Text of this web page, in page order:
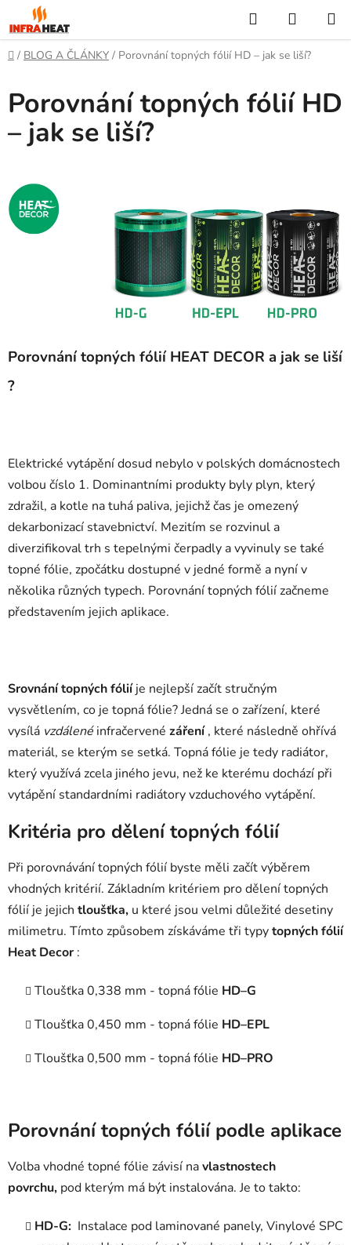
na
obsah
Hledat
KOŠÍK
Domů
/ BLOG A ČLÁNKY / Porovnání topných fólií HD – jak se liší?
Porovnání topných fólií HD
– jak se liší?
Porovnání topných fólií HEAT DECOR a jak se liší
?
Elektrické vytápění dosud nebylo v polských domácnostech
volbou číslo 1. Dominantními produkty byly plyn, který
zdražil, a kotle na tuhá paliva, jejichž čas je omezený
dekarbonizací stavebnictví. Mezitím se rozvinul a
diverzifikoval trh s tepelnými čerpadly a vyvinuly se také
topné fólie, zpočátku dostupné v jedné formě a nyní v
několika různých typech. Porovnání topných fólií začneme
představením jejich aplikace.
Srovnání topných fóliíje nejlepší začít stručným
vysvětlením, co je topná fólie? Jedná se o zařízení, které
vysílá vzdálenéinfračervené záření, které následně ohřívá
materiál, se kterým se setká. Topná fólie je tedy radiátor,
který využívá zcela jiného jevu, než ke kterému dochází při
vytápění standardními radiátory vzduchového vytápění.
Kritéria pro dělení topných fólií
Při porovnávání topných fólií byste měli začít výběrem
vhodných kritérií. Základním kritériem pro dělení topných
fólií je jejich tloušťka, u které jsou velmi důležité desetiny
milimetru. Tímto způsobem získáváme tři typytopných fólií
Heat Decor :
Tloušťka 0,338 mm - topná fólie HD–G
Tloušťka 0,450 mm - topná fólie HD–EPL
Tloušťka 0,500 mm - topná fólie HD–PRO
Porovnání topných fólií podle aplikace
Volba vhodné topné fólie závisí navlastnostech
povrchu, pod kterým má být instalována. Je to takto:
HD-G: Instalace pod laminované panely, Vinylové SPC